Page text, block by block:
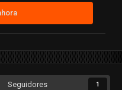
Seguidores 1